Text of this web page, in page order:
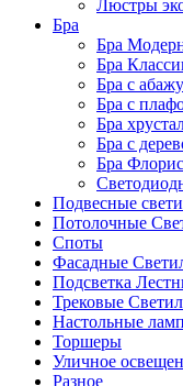
Люстры
Бра
Бра
Бра
Бра с
Бра с
Бра
Бра с
Бра
Подвесные
Потолочные
Споты
Фасадные
Подсветка
Трековые
Настольные
Торшеры
Уличное
Разное